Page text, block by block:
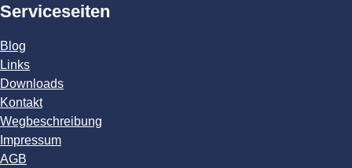
Serviceseiten
Blog
Links
Downloads
Kontakt
Wegbeschreibung
Impressum
AGB